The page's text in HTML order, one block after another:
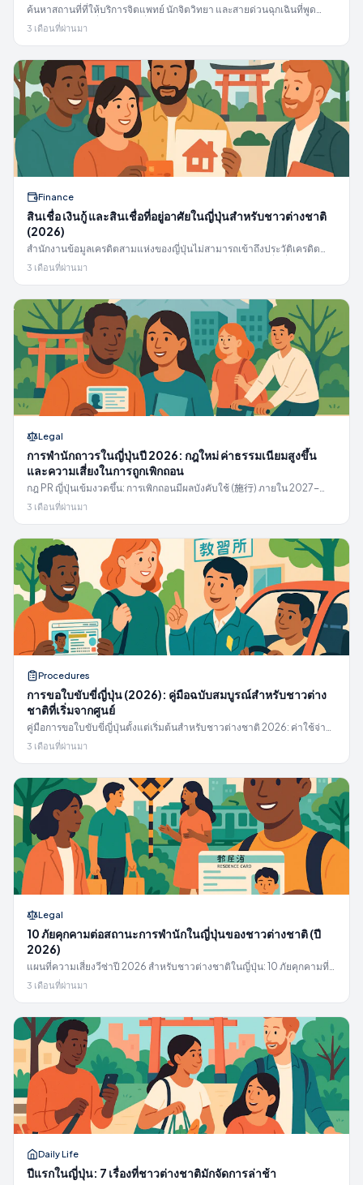
ค้นหาสถานที่ที่ให้บริการจิตแพทย์ นักจิตวิทยา และสายด่วนฉุกเฉินที่พูด
ภาษาอังกฤษในญี่ปุ่น ข้อมูลเกี่ยวกับความคุ้มครอง NHI, ค่าใช้จ่าย, ผลกระทบ
ต่อวีซ่า, Yakkan Shomei และ EAP — คู่มือเดือนพฤษภาคม 2026
3 เดือนที่ผ่านมา
Finance
สินเชื่อ เงินกู้ และสินเชื่อที่อยู่อาศัยในญี่ปุ่นสำหรับชาวต่างชาติ
(2026)
สำนักงานข้อมูลเครดิตสามแห่งของญี่ปุ่นไม่สามารถเข้าถึงประวัติเครดิต
จากต่างประเทศของคุณได้ แผนผังบัตรเครดิต เงินกู้ และสินเชื่อที่อยู่อาศัย
สำหรับผู้พำนักชาวต่างชาติในปี 2026: ผู้ให้กู้รายใดอนุมัติผู้ที่ไม่มีสถานะผู้
พำนักถาวร (永住者), บันทึกในสำนักงานข้อมูลเครดิตจะอยู่นานแค่ไหน และ
เส้นทางจากบัตรใบแรกสู่สินเชื่อที่อยู่อาศัย
3 เดือนที่ผ่านมา
Legal
การพำนักถาวรในญี่ปุ่นปี 2026: กฎใหม่ ค่าธรรมเนียมสูงขึ้น
และความเสี่ยงในการถูกเพิกถอน
กฎ PR ญี่ปุ่นเข้มงวดขึ้น: การเพิกถอนมีผลบังคับใช้ (施行) ภายใน 2027-
06-21, เพดานค่าธรรมเนียม ¥300,000 (คาดว่าจริง ¥100K–¥200K),
กำหนดให้ต้องมีวีซ่า 5 ปี สามเส้นทาง, ระยะเวลาดำเนินการ, และสิ่งที่ต้องทำ
ตอนนี้
3 เดือนที่ผ่านมา
Procedures
การขอใบขับขี่ญี่ปุ่น (2026): คู่มือฉบับสมบูรณ์สำหรับชาวต่าง
ชาติที่เริ่มจากศูนย์
คู่มือการขอใบขับขี่ญี่ปุ่นตั้งแต่เริ่มต้นสำหรับชาวต่างชาติ 2026: ค่าใช้จ่าย
教習所 ¥250-380K, โรงเรียนแบบ 指定 vs 届出, การทดสอบ 4 ด่าน, การ
สนับสนุนภาษา 20 ภาษาที่ 試験場, เกียร์อัตโนมัติ vs เกียร์ธรรมดา, การ
เปลี่ยนแปลงกฎการแปลงใบขับขี่ในเดือนตุลาคม 2025
3 เดือนที่ผ่านมา
Legal
10 ภัยคุกคามต่อสถานะการพำนักในญี่ปุ่นของชาวต่างชาติ (ปี
2026)
แผนที่ความเสี่ยงวีซ่าปี 2026 สำหรับชาวต่างชาติในญี่ปุ่น: 10 ภัยคุกคามที่
ชัดเจนต่อสถานะการพำนักพร้อมแนวทางแก้ไข ครอบคลุมกฎประกันปี
2027, กฎ 3 เดือน/14 วัน, กับดักการจ้างงาน, การเปลี่ยนแปลง Business
Manager, การอยู่เกินวีซ่า, และความไม่สอดคล้องของประเภทวีซ่า
3 เดือนที่ผ่านมา
Daily Life
ปีแรกในญี่ปุ่น: 7 เรื่องที่ชาวต่างชาติมักจัดการล่าช้า